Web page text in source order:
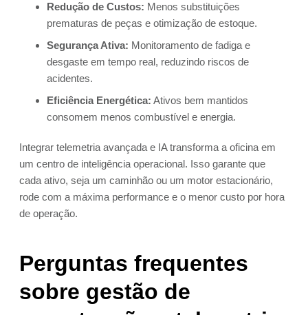
Redução de Custos: Menos substituições
prematuras de peças e otimização de estoque.
Segurança Ativa: Monitoramento de fadiga e
desgaste em tempo real, reduzindo riscos de
acidentes.
Eficiência Energética: Ativos bem mantidos
consomem menos combustível e energia.
Integrar telemetria avançada e IA transforma a oficina em
um centro de inteligência operacional. Isso garante que
cada ativo, seja um caminhão ou um motor estacionário,
rode com a máxima performance e o menor custo por hora
de operação.
Perguntas frequentes
sobre gestão de